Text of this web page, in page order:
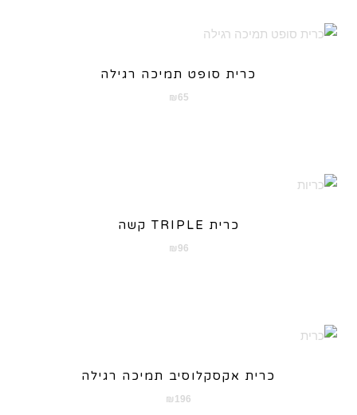
כרית סופט תמיכה רגילה
₪ 65
כרית TRIPLE קשה
₪ 96
כרית אקסקלוסיב תמיכה רגילה
₪ 196